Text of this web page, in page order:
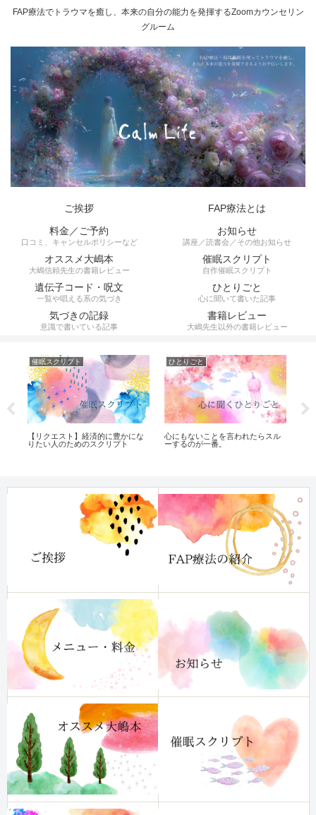
FAP療法でトラウマを癒し、本来の自分の能力を発揮するZoomカウンセリン
グルーム
ご挨拶
FAP療法とは
料金／ご予約
口コミ、キャンセルポリシーなど
お知らせ
講座／読書会／その他お知らせ
オススメ大嶋本
大嶋信頼先生の書籍レビュー
催眠スクリプト
自作催眠スクリプト
遺伝子コード・呪文
一覧や唱える系の気づき
ひとりごと
心に聞いて書いた記事
気づきの記録
意識で書いている記事
書籍レビュー
大嶋先生以外の書籍レビュー
催眠スクリプト
【リクエスト】経済的に豊かにな
りたい人のためのスクリプト
ひとりごと
心にもないことを言われたらスル
ーするのが一番。